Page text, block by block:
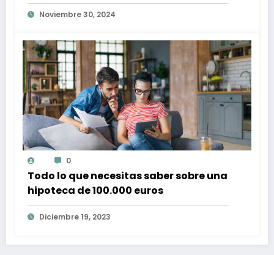
Spotify con conciertos en tu zona
Noviembre 30, 2024
0
Todo lo que necesitas saber sobre una
hipoteca de 100.000 euros
Diciembre 19, 2023